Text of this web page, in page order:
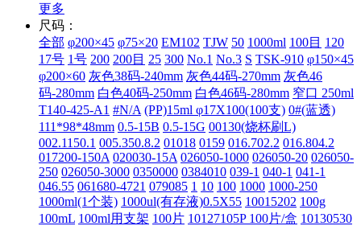
更多
尺码：
全部 φ200×45 φ75×20 EM102 TJW 50 1000ml 100目 120
17号 1号 200 200目 25 300 No.1 No.3 S TSK-910 φ150×45
φ200×60 灰色38码-240mm 灰色44码-270mm 灰色46
码-280mm 白色40码-250mm 白色46码-280mm 窄口 250ml
T140-425-A1 #N/A (PP)15ml φ17X100(100支) 0#(蓝透)
111*98*48mm 0.5-15B 0.5-15G 00130(烧杯刷L)
002.1150.1 005.350.8.2 01018 0159 016.702.2 016.804.2
017200-150A 020030-15A 026050-1000 026050-20 026050-
250 026050-3000 0350000 0384010 039-1 040-1 041-1
046.55 061680-4721 079085 1 10 100 1000 1000-250
1000ml(1个装) 1000ul(有存液)0.5X55 10015202 100g
100mL 100ml用支架 100片 10127105P 100片/盒 10130530